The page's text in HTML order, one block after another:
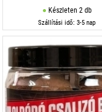
Készleten 2 db
Szállítási idő: 3-5 nap